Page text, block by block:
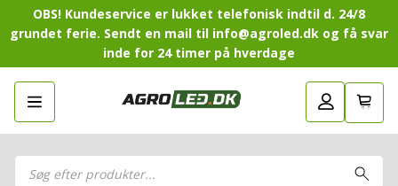
OBS! Kundeservice er lukket telefonisk indtil d. 24/8
grundet ferie. Sendt en mail til info@agroled.dk og få svar
inde for 24 timer på hverdage
Products
search
LED-Guide
Sammensæt din egen LED-pakke.
LED-arbejdslamper
LED-barer og fjernlys
Gå tilbage
LED-
Sammensæt din egen LED-
LED-arbejdslamper